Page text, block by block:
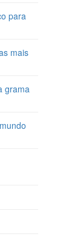
para
mais
grama